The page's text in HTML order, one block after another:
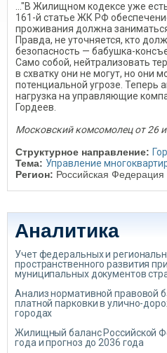
..."В Жилищном кодексе уже
161-й статье ЖК РФ
проживания должна
Правда, не уточняется, кто
безопасность — бабушка-
Само собой, нейтрализовать
в схватку они не могут, но они
потенциальной угрозе. Теперь
нагрузка на управляющие
Гордеев.
Московский комсомолец от 26
Структурное направление:
Тема: Управление
Регион: Российская Федерация
Аналитика
Учет федеральных и
пространственного развития
муниципальных документов
Анализ нормативной правовой
платной парковки в улично-
городах
Жилищный баланс Российской
года и прогноз до 2036 года